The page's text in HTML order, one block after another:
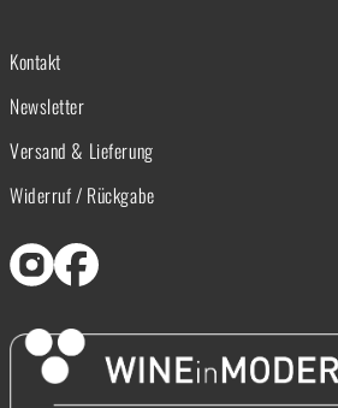
Kontakt
Newsletter
Versand & Lieferung
Widerruf / Rückgabe